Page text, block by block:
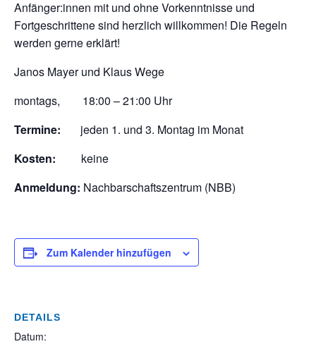
Anfänger:innen mit und ohne Vorkenntnisse und
Fortgeschrittene sind herzlich willkommen! Die Regeln
werden gerne erklärt!
Janos Mayer und Klaus Wege
montags, 18:00 – 21:00 Uhr
Termine: jeden 1. und 3. Montag im Monat
Kosten: keine
Anmeldung: Nachbarschaftszentrum (NBB)
Zum Kalender hinzufügen
DETAILS
Datum: